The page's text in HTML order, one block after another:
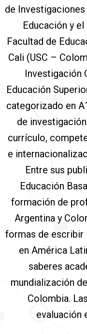
de
Educación y
Facultad de
Cali (USC –
Investigación
Educación
categorizado en
de
currículo,
e
Entre sus
Educación
formación de
Argentina y
formas de escribir
en América
saberes
mundialización
Colombia.
evaluación